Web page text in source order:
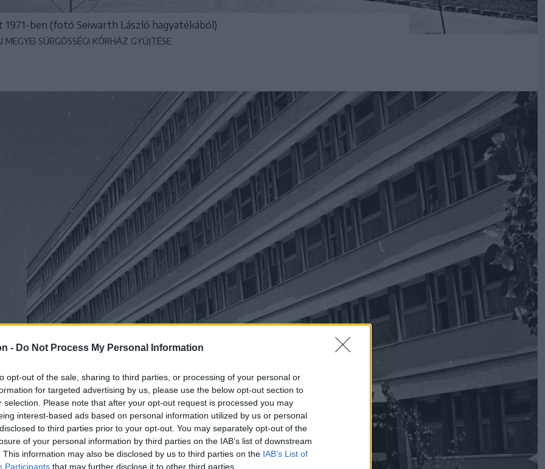
- Do Not Process My Personal Information
opt-out of the sale, sharing to third parties, or processing of your personal or
for targeted advertising by us, please use the below opt-out section to
selection. Please note that after your opt-out request is processed you may
interest-based ads based on personal information utilized by us or personal
to third parties prior to your opt-out. You may separately opt-out of the
of your personal information by third parties on the IAB’s list of downstream
This information may also be disclosed by us to third parties on the IAB’s List of
Participants that may further disclose it to other third parties.
ben (fotó Seiwarth László hagyatékából)
MEGYEI SÜRGŐSSÉGI KÓRHÁZ GYŰJTÉSE